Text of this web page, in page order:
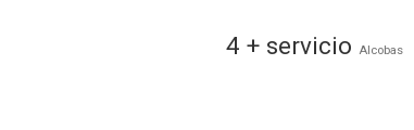
4 + servicio Alcobas